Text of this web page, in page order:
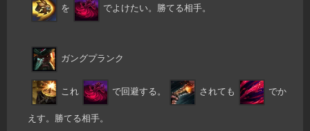
を でよけたい。勝てる相手。
ガングプランク
これ で回避する。 されても でか
えす。勝てる相手。